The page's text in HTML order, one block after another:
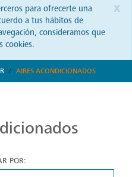
x
para ofrecerte una
a tus hábitos de
consideramos que
cookies.
AIRES ACONDICIONADOS
POR: